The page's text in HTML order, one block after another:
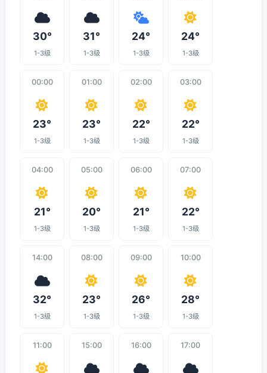
30°
1-3级
31°
1-3级
24°
1-3级
24°
1-3级
00:00
23°
1-3级
01:00
23°
1-3级
02:00
22°
1-3级
03:00
22°
1-3级
04:00
21°
1-3级
05:00
20°
1-3级
06:00
21°
1-3级
07:00
22°
1-3级
14:00
32°
1-3级
08:00
23°
1-3级
09:00
26°
1-3级
10:00
28°
1-3级
11:00 15:00 16:00 17:00